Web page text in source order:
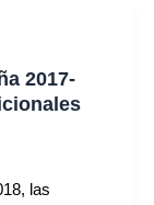
2017-
las